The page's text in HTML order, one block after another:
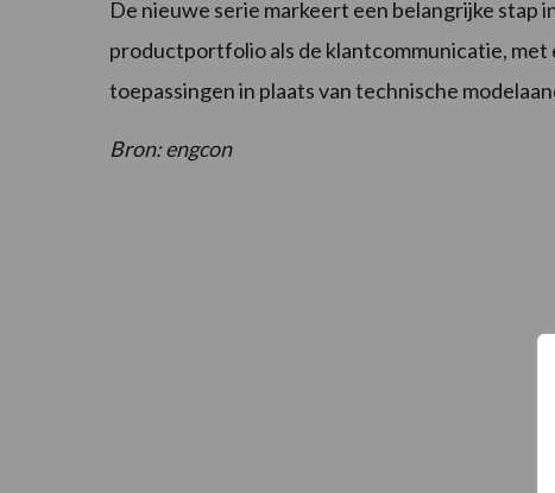
De nieuwe serie markeert een belangrijke stap
productportfolio als de klantcommunicatie,
toepassingen in plaats van technische
Bron: engcon